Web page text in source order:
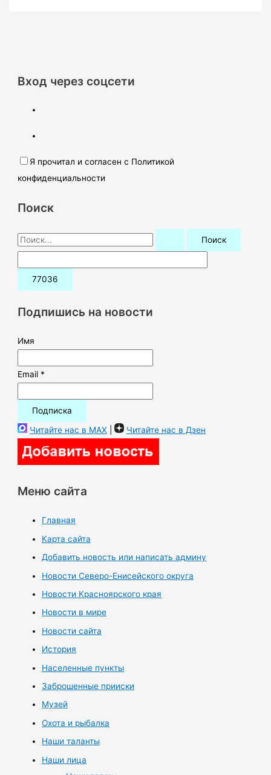
Вход через соцсети
Я прочитал и согласен с Политикой
конфиденциальности
Поиск
П
о
и
:Подпишись на новости
Имя
Email *
Читайте нас в MAX | Читайте нас в Дзен
Меню сайта
Главная
Карта сайта
Добавить новость или написать админу
Новости Северо-Енисейского округа
Новости Красноярского края
Новости в мире
Новости сайта
История
Населенные пункты
Заброшенные прииски
Музей
Охота и рыбалка
Наши таланты
Наши лица